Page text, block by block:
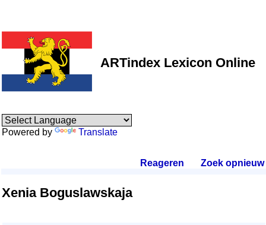
ARTindex Lexicon Online
Powered by Translate
Reageren Zoek opnieuw.
Xenia Boguslawskaja